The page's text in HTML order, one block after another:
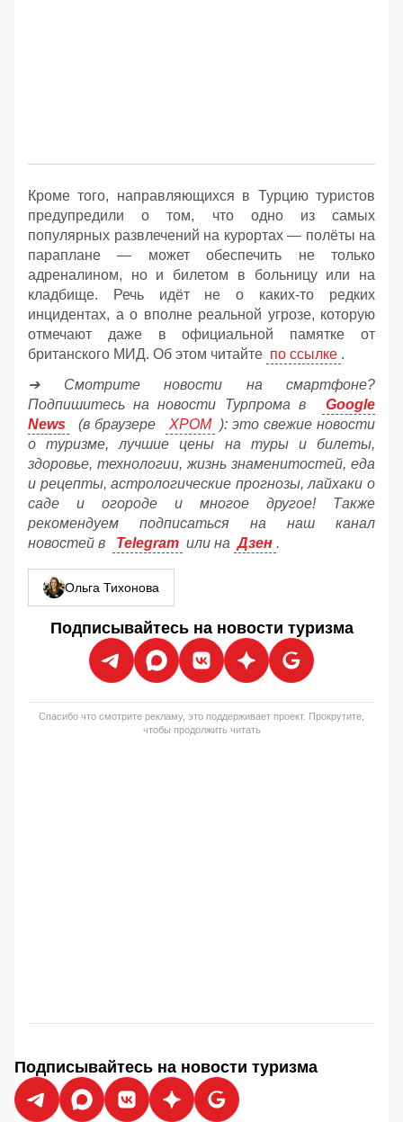
Кроме того, направляющихся в Турцию туристов
предупредили о том, что одно из самых
популярных развлечений на курортах — полёты на
параплане — может обеспечить не только
адреналином, но и билетом в больницу или на
кладбище. Речь идёт не о каких-то редких
инцидентах, а о вполне реальной угрозе, которую
отмечают даже в официальной памятке от
британского МИД. Об этом читайте по ссылке .
➔ Смотрите новости на смартфоне?
Подпишитесь на новости Турпрома в
Google
News
(в браузере ХРОМ
): это свежие новости
о туризме, лучшие цены на туры и билеты,
здоровье, технологии, жизнь знаменитостей, еда
и рецепты, астрологические прогнозы, лайхаки о
саде и огороде и многое другое! Также
рекомендуем подписаться на наш канал
новостей в
Telegram или на Дзен .
Ольга Тихонова
Подписывайтесь на новости туризма
Спасибо что смотрите рекламу, это поддерживает проект. Прокрутите,
чтобы продолжить читать
Подписывайтесь на новости туризма